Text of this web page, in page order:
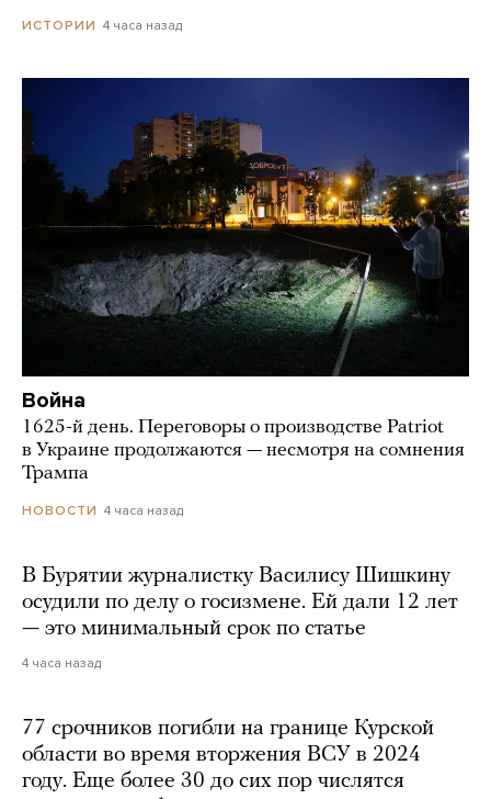
ИСТОРИИ 4 часа назад
Война
1625-й день. Переговоры о производстве Patriot
в Украине продолжаются — несмотря на сомнения
Трампа
НОВОСТИ 4 часа назад
В Бурятии журналистку Василису Шишкину
осудили по делу о госизмене. Ей дали 12 лет
— это минимальный срок по статье
4 часа назад
77 срочников погибли на границе Курской
области во время вторжения ВСУ в 2024
году. Еще более 30 до сих пор числятся